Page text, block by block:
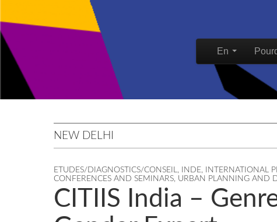
Main menu
En
NEW DELHI
ETUDES/DIAGNOSTICS/CONSEIL, INDE, INTERNATIONAL
CONFERENCES AND SEMINARS, URBAN PLANNING AND
CITIIS India –